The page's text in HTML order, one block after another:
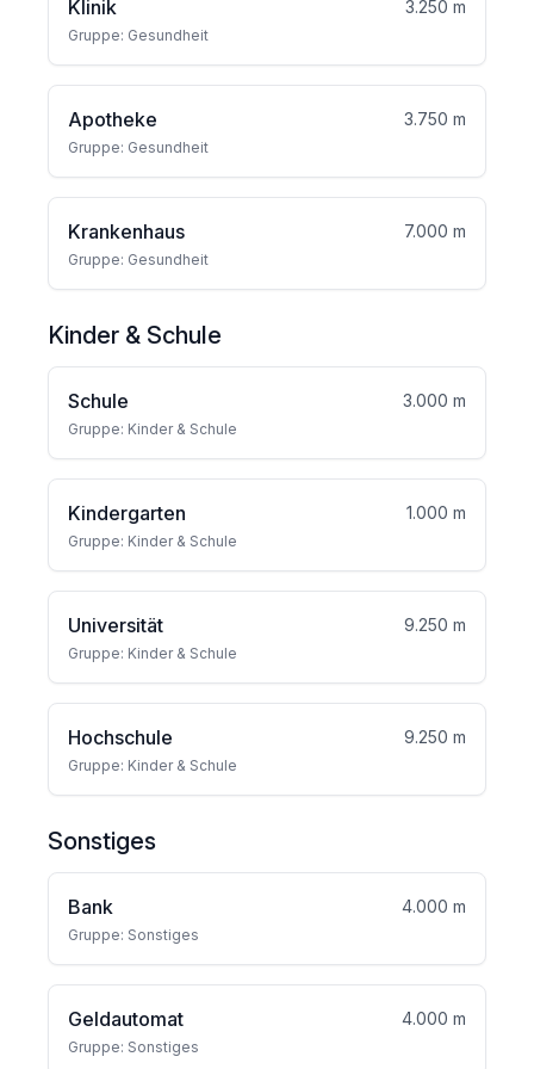
Klinik 3.250 m
Gruppe: Gesundheit
Apotheke 3.750 m
Gruppe: Gesundheit
Krankenhaus 7.000 m
Gruppe: Gesundheit
Kinder & Schule
Schule 3.000 m
Gruppe: Kinder & Schule
Kindergarten 1.000 m
Gruppe: Kinder & Schule
Universität 9.250 m
Gruppe: Kinder & Schule
Hochschule 9.250 m
Gruppe: Kinder & Schule
Sonstiges
Bank 4.000 m
Gruppe: Sonstiges
Geldautomat 4.000 m
Gruppe: Sonstiges